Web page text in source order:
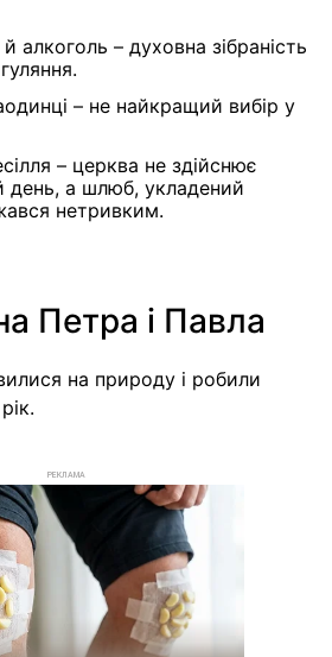
й алкоголь – духовна зібраність
– не найкращий вибір у
– церква не здійснює
день, а шлюб, укладений
нетривким.
Петра і Павла
на природу і робили
РЕКЛАМА